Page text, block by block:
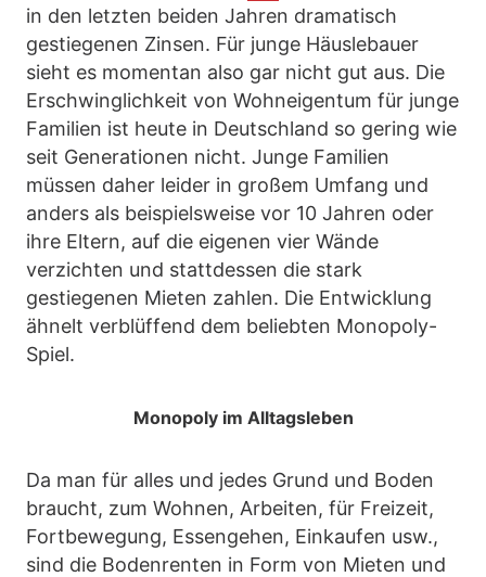
in den letzten beiden Jahren dramatisch
gestiegenen Zinsen. Für junge Häuslebauer
sieht es momentan also gar nicht gut aus. Die
Erschwinglichkeit von Wohneigentum für junge
Familien ist heute in Deutschland so gering wie
seit Generationen nicht. Junge Familien
müssen daher leider in großem Umfang und
anders als beispielsweise vor 10 Jahren oder
ihre Eltern, auf die eigenen vier Wände
verzichten und stattdessen die stark
gestiegenen Mieten zahlen. Die Entwicklung
ähnelt verblüffend dem beliebten Monopoly-
Spiel.
Monopoly im Alltagsleben
Da man für alles und jedes Grund und Boden
braucht, zum Wohnen, Arbeiten, für Freizeit,
Fortbewegung, Essengehen, Einkaufen usw.,
sind die Bodenrenten in Form von Mieten und